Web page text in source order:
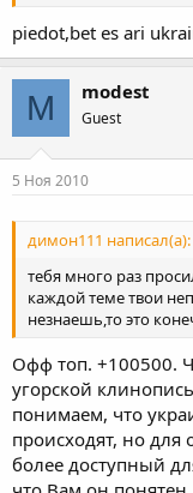
piedot,bet es ari
M modest
Guest
5 Ноя 2010
димон111 написал(а):
тебя много раз
каждой теме твои
незнаешь,то это
Офф топ. +100500.
угорской
понимаем, что
происходят, но
более доступный